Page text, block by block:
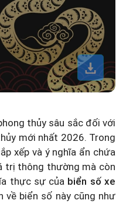
thủy sâu sắc đối với
mới nhất 2026. Trong
xếp và ý nghĩa ẩn chứa
trị thông thường mà còn
thực sự của biển số xe
về biển số này cũng như